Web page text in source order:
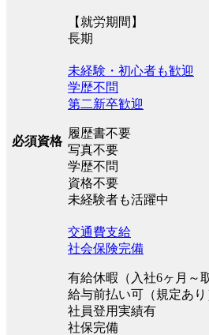
【就労期間】
長期
必須資格
未経験・初心者も歓迎
学歴不問
第二新卒歓迎
履歴書不要
写真不要
学歴不問
資格不要
未経験者も活躍中
交通費支給
社会保険完備
有給休暇（入社6ヶ月～
給与前払い可（規定あり
社員登用実績有
社保完備